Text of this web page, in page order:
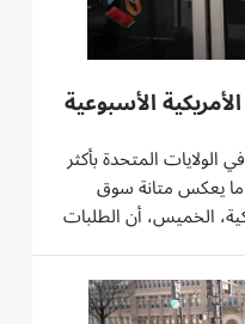
الأسبوعية
الولايات المتحدة بأكثر
ما يعكس متانة سوق
الخميس، أن ⁠الطلبات
الجديدة للحصول على إعانات البطالة انخفضت بمقدار 12
طلب بعد تعديلها في ضوء